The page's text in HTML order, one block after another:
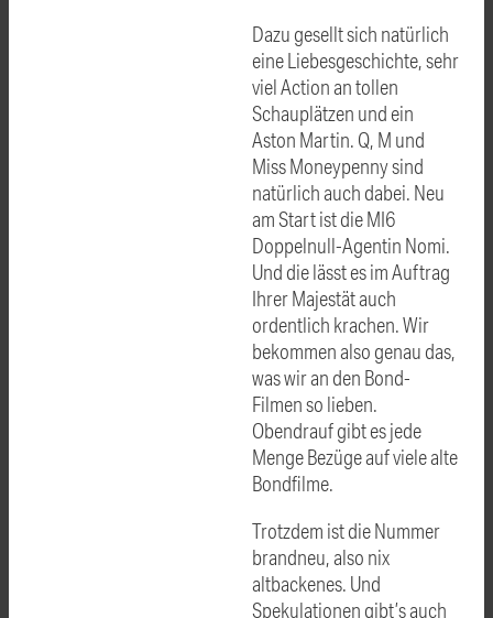
Dazu gesellt sich natürlich
eine Liebesgeschichte, sehr
viel Action an tollen
Schauplätzen und ein
Aston Martin. Q, M und
Miss Moneypenny sind
natürlich auch dabei. Neu
am Start ist die MI6
Doppelnull-Agentin Nomi.
Und die lässt es im Auftrag
Ihrer Majestät auch
ordentlich krachen. Wir
bekommen also genau das,
was wir an den Bond-
Filmen so lieben.
Obendrauf gibt es jede
Menge Bezüge auf viele alte
Bondfilme.
Trotzdem ist die Nummer
brandneu, also nix
altbackenes. Und
Spekulationen gibt’s auch